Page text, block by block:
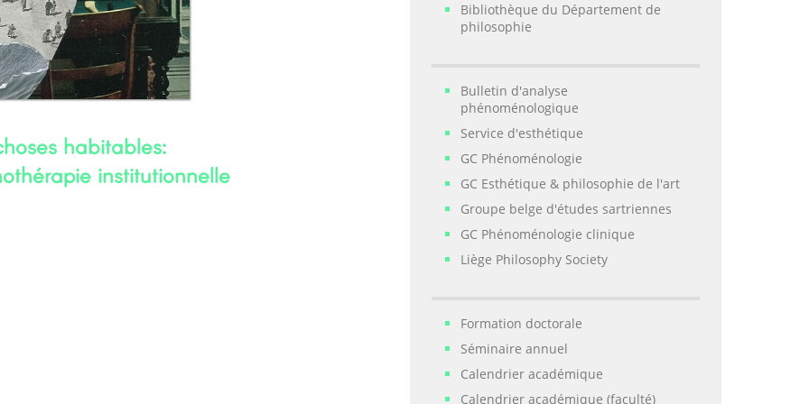
Bibliothèque du Département de
philosophie
Bulletin d'analyse
phénoménologique
Service d'esthétique
GC Phénoménologie
GC Esthétique & philosophie de l'art
Groupe belge d'études sartriennes
GC Phénoménologie clinique
Liège Philosophy Society
Formation doctorale
Séminaire annuel
Calendrier académique
Calendrier académique (faculté)
habitables:
institutionnelle